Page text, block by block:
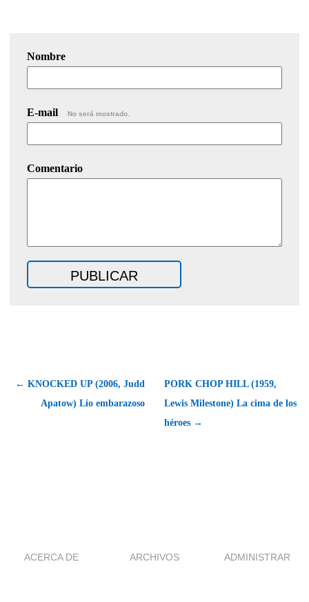
Nombre
E-mail No será mostrado.
Comentario
← KNOCKED UP (2006, Judd
Apatow) Lío embarazoso
PORK CHOP HILL (1959,
Lewis Milestone) La cima de los
héroes →
ACERCA DE ARCHIVOS ADMINISTRAR